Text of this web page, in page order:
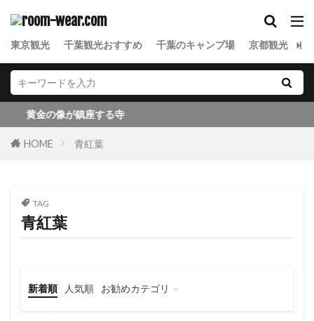
東京観光 千葉観光おすすめ 千葉のキャンプ場 京都観光
黄金の像が鎮座する寺
HOME 青紅葉
TAG
青紅葉
新着順 人気順 お勧めカテゴリ